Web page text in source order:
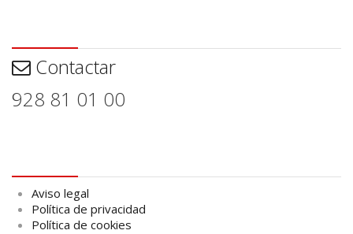
Contactar
928 81 01 00
Aviso legal
Política de privacidad
Política de cookies